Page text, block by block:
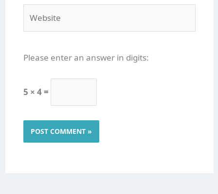
Please enter an answer in digits:
5 × 4 =